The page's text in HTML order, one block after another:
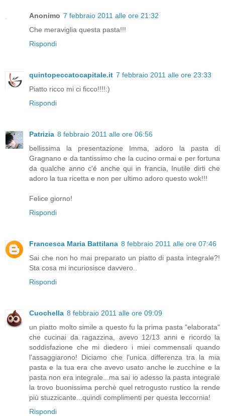
Anonimo 7 febbraio 2011 alle ore 21:32
Che meraviglia questa pasta!!!
Rispondi
quintopeccatocapitale.it 7 febbraio 2011 alle ore 23:33
Piatto ricco mi ci ficco!!!!:)
Rispondi
Patrizia 8 febbraio 2011 alle ore 06:56
bellissima la presentazione Imma, adoro la pasta di
Gragnano e da tantissimo che la cucino ormai e per fortuna
da qualche anno c'é anche qui in francia, Inutile dirti che
adoro la tua ricetta e non per ultimo adoro questo wok!!!
Felice giorno!
Rispondi
Francesca Maria Battilana 8 febbraio 2011 alle ore 07:46
Sai che non ho mai preparato un piatto di pasta integrale?!
Sta cosa mi incuriosisce davvero..
Rispondi
Cuochella 8 febbraio 2011 alle ore 09:09
un piatto molto simile a questo fu la prima pasta "elaborata"
che cucinai da ragazzina, avevo 12/13 anni e ricordo la
soddisfazione che mi diedero i miei commensali quando
l'assaggiarono! Diciamo che l'unica differenza tra la mia
pasta e la tua era che avevo usato anche le zucchine e la
pasta non era integrale...ma sai io adesso la pasta integrale
la trovo buonissima perchè quel retrogusto rustico la rende
più stuzzicante...quindi complimenti per questa leccornia!
Rispondi